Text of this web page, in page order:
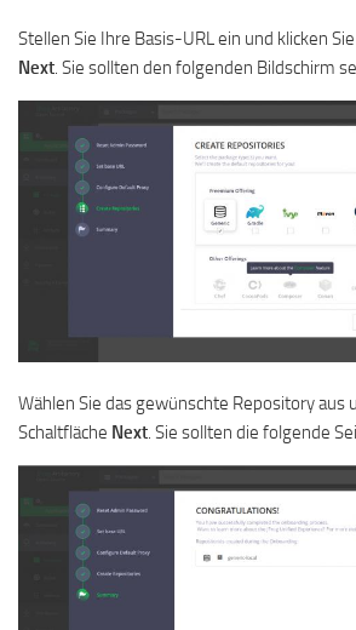
Stellen Sie Ihre Basis-URL ein und klicken
Next . Sie sollten den folgenden Bildschirm
Wählen Sie das gewünschte Repository aus
Schaltfläche Next. Sie sollten die folgende